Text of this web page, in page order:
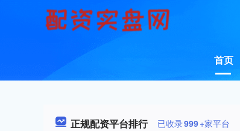
首页
正规配资平台排行 已收录999+家平台